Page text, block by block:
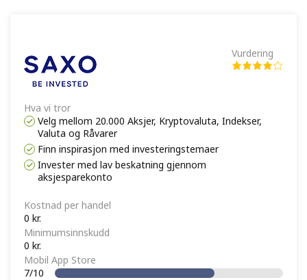
Vurdering
Hva vi tror
Velg mellom 20.000 Aksjer, Kryptovaluta, Indekser,
Valuta og Råvarer
Finn inspirasjon med investeringstemaer
Invester med lav beskatning gjennom
aksjesparekonto
Kostnad per handel
0 kr.
Minimumsinnskudd
0 kr.
Mobil App Store
7/10